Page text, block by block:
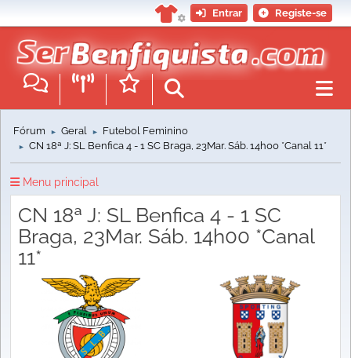
Entrar Registe-se
Fórum ► Geral ► Futebol Feminino
► CN 18ª J: SL Benfica 4 - 1 SC Braga, 23Mar. Sáb. 14h00 *Canal 11*
Menu principal
CN 18ª J: SL Benfica 4 - 1 SC
Braga, 23Mar. Sáb. 14h00 *Canal
11*